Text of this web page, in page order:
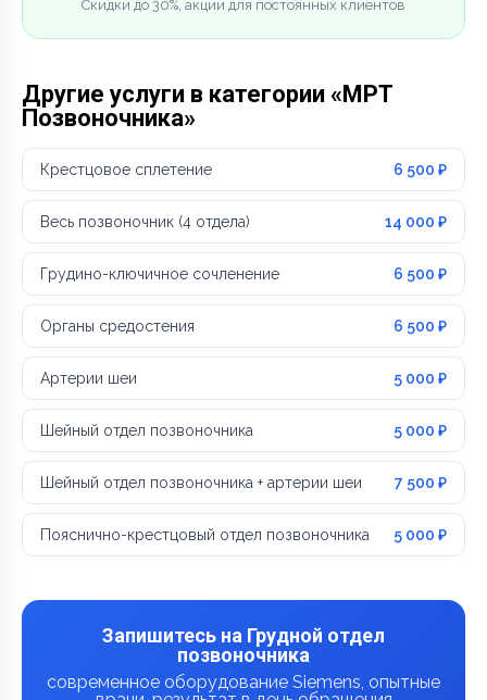
Скидки до 30%, акции для постоянных клиентов
Другие услуги в категории «МРТ
Позвоночника»
Крестцовое сплетение 6 500 ₽
Весь позвоночник (4 отдела) 14 000 ₽
Грудино-ключичное сочленение 6 500 ₽
Органы средостения 6 500 ₽
Артерии шеи 5 000 ₽
Шейный отдел позвоночника 5 000 ₽
Шейный отдел позвоночника + артерии шеи 7 500 ₽
Пояснично-крестцовый отдел позвоночника 5 000 ₽
Запишитесь на Грудной отдел
позвоночника
современное оборудование Siemens, опытные